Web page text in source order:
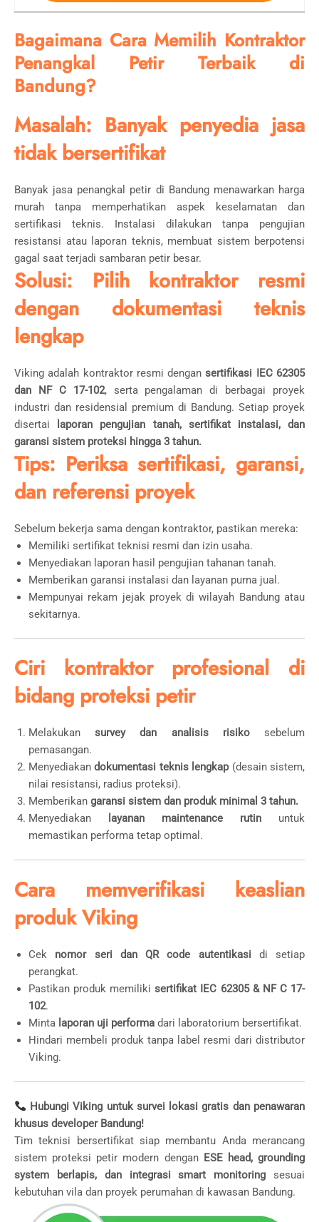
Bagaimana Cara Memilih Kontraktor
Penangkal Petir Terbaik di
Bandung?
Masalah: Banyak penyedia jasa
tidak bersertifikat
Banyak jasa penangkal petir di Bandung menawarkan harga
murah tanpa memperhatikan aspek keselamatan dan
sertifikasi teknis. Instalasi dilakukan tanpa pengujian
resistansi atau laporan teknis, membuat sistem berpotensi
gagal saat terjadi sambaran petir besar.
Solusi: Pilih kontraktor resmi
dengan dokumentasi teknis
lengkap
Viking adalah kontraktor resmi dengansertifikasi IEC 62305
dan NF C 17-102, serta pengalaman di berbagai proyek
industri dan residensial premium di Bandung. Setiap proyek
disertai
laporan pengujian tanah, sertifikat instalasi, dan
garansi sistem proteksi hingga 3 tahun.
Tips: Periksa sertifikasi, garansi,
dan referensi proyek
Sebelum bekerja sama dengan kontraktor, pastikan mereka:
Memiliki sertifikat teknisi resmi dan izin usaha.
Menyediakan laporan hasil pengujian tahanan tanah.
Memberikan garansi instalasi dan layanan purna jual.
Mempunyai rekam jejak proyek di wilayah Bandung atau
sekitarnya.
Ciri kontraktor profesional di
bidang proteksi petir
Melakukansurvey dan analisis risikosebelum
pemasangan.
Menyediakandokumentasi teknis lengkap(desain sistem,
nilai resistansi, radius proteksi).
Memberikan garansi sistem dan produk minimal 3 tahun.
Menyediakan
layanan maintenance rutin untuk
memastikan performa tetap optimal.
Cara memverifikasi keaslian
produk Viking
Cek nomor seri dan QR code autentikasi di setiap
perangkat.
Pastikan produk memilikisertifikat IEC 62305 & NF C 17-
102.
Minta laporan uji performa dari laboratorium bersertifikat.
Hindari membeli produk tanpa label resmi dari distributor
Viking.
Hubungi Viking untuk survei lokasi gratis dan penawaran
khusus developer Bandung!
Tim teknisi bersertifikat siap membantu Anda merancang
sistem proteksi petir modern dengan ESE head, grounding
system berlapis, dan integrasi smart monitoring sesuai
kebutuhan vila dan proyek perumahan di kawasan Bandung.